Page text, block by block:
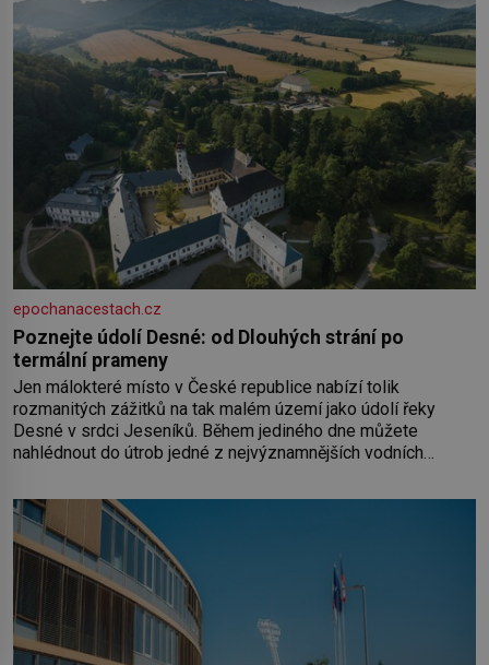
epochanacestach.cz
Poznejte údolí Desné: od Dlouhých strání po
termální prameny
Jen málokteré místo v České republice nabízí tolik
rozmanitých zážitků na tak malém území jako údolí řeky
Desné v srdci Jeseníků. Během jediného dne můžete
nahlédnout do útrob jedné z nejvýznamnějších vodních
koloběžce a den zakončit poznáváním památek ve Velkých
Losinách nebo v termálním